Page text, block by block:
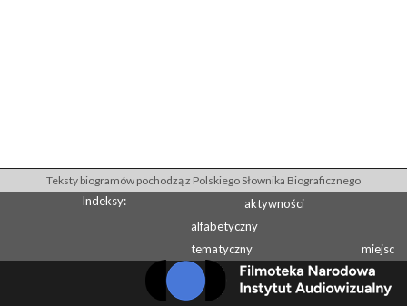
Teksty biogramów pochodzą z Polskiego Słownika Biograficznego
Indeksy:
aktywności
alfabetyczny
tematyczny
miejsc